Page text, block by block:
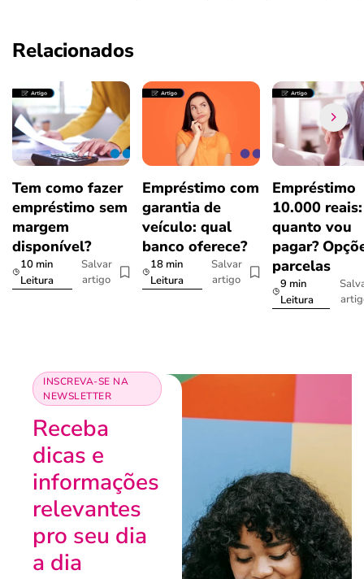
Relacionados
Tem como fazer
empréstimo sem
margem
disponível?
10 min
Leitura
Salvar
artigo
Empréstimo com
garantia de
veículo: qual
banco oferece?
18 min
Leitura
Salvar
artigo
Empréstimo
10.000 reais:
quanto vou
pagar?
parcelas
9 min
Leitura
INSCREVA-SE NA
NEWSLETTER
Receba
dicas e
informações
relevantes
pro seu dia
a dia